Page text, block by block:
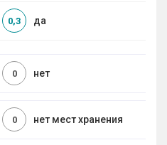
да
0,3
нет
0
нет мест хранения
0